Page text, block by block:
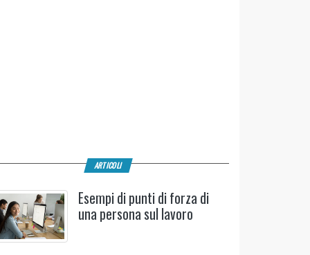
ARTICOLI
Esempi di punti di forza di
una persona sul lavoro